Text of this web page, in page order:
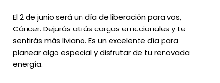
El 2 de junio será un día de liberación para vos,
Cáncer. Dejarás atrás cargas emocionales y te
sentirás más liviano. Es un excelente día para
planear algo especial y disfrutar de tu renovada
energía.